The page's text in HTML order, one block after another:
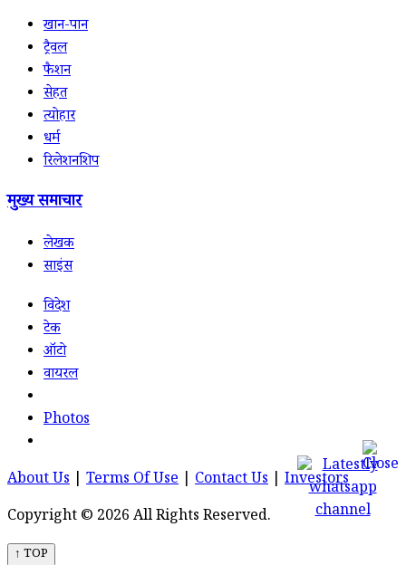
खान-पान
ट्रैवल
फैशन
सेहत
त्योहार
धर्म
रिलेशनशिप
मुख्य समाचार
लेखक
साइंस
विदेश
टेक
ऑटो
वायरल
Photos
About Us Terms Of Use Contact Us
Investors
Copyright © 2026 All Rights Reserved.
↑ TOP